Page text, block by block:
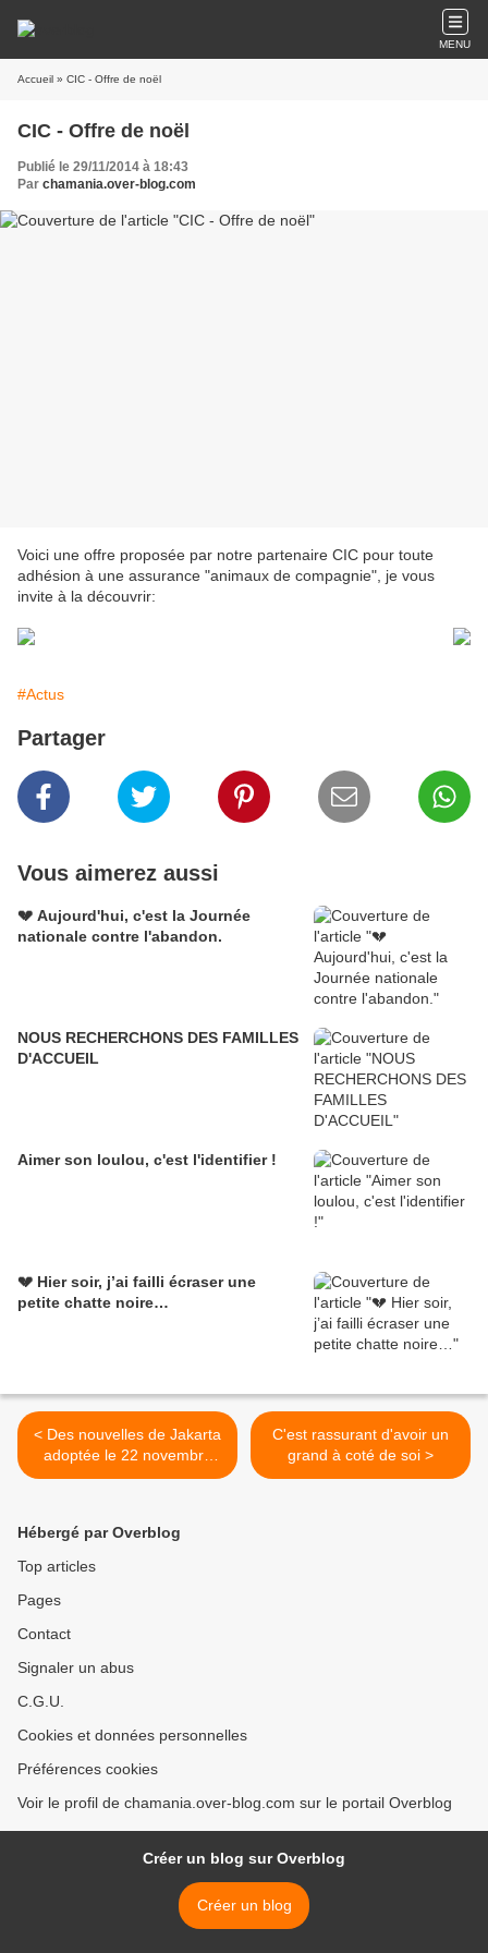
MENU
Accueil » CIC - Offre de noël
CIC - Offre de noël
Publié le 29/11/2014 à 18:43
Par chamania.over-blog.com
Voici une offre proposée par notre partenaire CIC pour toute
adhésion à une assurance "animaux de compagnie", je vous
invite à la découvrir:
#Actus
Partager
Vous aimerez aussi
💔 Aujourd'hui, c'est la Journée
nationale contre l'abandon.
NOUS RECHERCHONS DES FAMILLES
D'ACCUEIL
Aimer son loulou, c'est l'identifier !
💔 Hier soir, j’ai failli écraser une
petite chatte noire…
< Des nouvelles de Jakarta
adoptée le 22 novembre
2014
C'est rassurant d'avoir un
grand à coté de soi >
Hébergé par Overblog
Top articles
Pages
Contact
Signaler un abus
C.G.U.
Cookies et données personnelles
Préférences cookies
Voir le profil de chamania.over-blog.com sur le portail Overblog
Créer un blog sur Overblog
Créer un blog